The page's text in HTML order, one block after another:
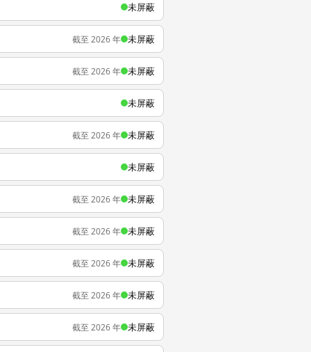
未屏蔽
截至 2026 年 未屏蔽
截至 2026 年 未屏蔽
未屏蔽
截至 2026 年 未屏蔽
未屏蔽
截至 2026 年 未屏蔽
截至 2026 年 未屏蔽
截至 2026 年 未屏蔽
截至 2026 年 未屏蔽
截至 2026 年 未屏蔽